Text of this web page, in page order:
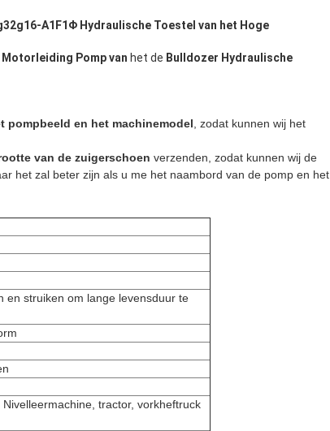
A1F1Φ Hydraulische Toestel van het Hoge
Motorleiding Pomp van het de Bulldozer Hydraulische
pompbeeld en het machinemodel , zodat kunnen wij het
van de zuigerschoen verzenden, zodat kunnen wij de
het zal beter zijn als u me het naambord van de pomp en het
en struiken om lange levensduur te
tractor, vorkheftruck